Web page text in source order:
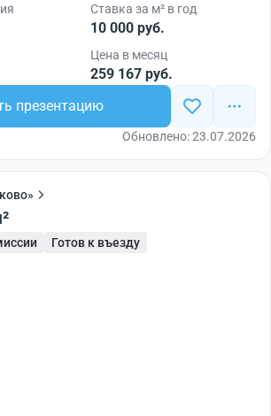
Ставка за м² в год
10 000 руб.
Цена в месяц
259 167 руб.
презентацию
Обновлено: 23.07.2026
Готов к въезду